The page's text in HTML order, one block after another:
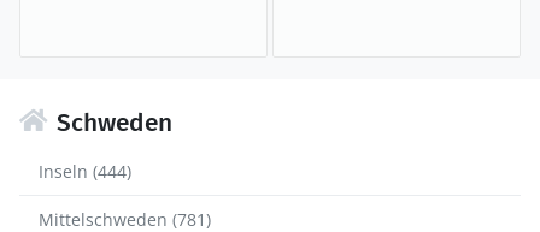
Schweden
Inseln (444)
Mittelschweden (781)